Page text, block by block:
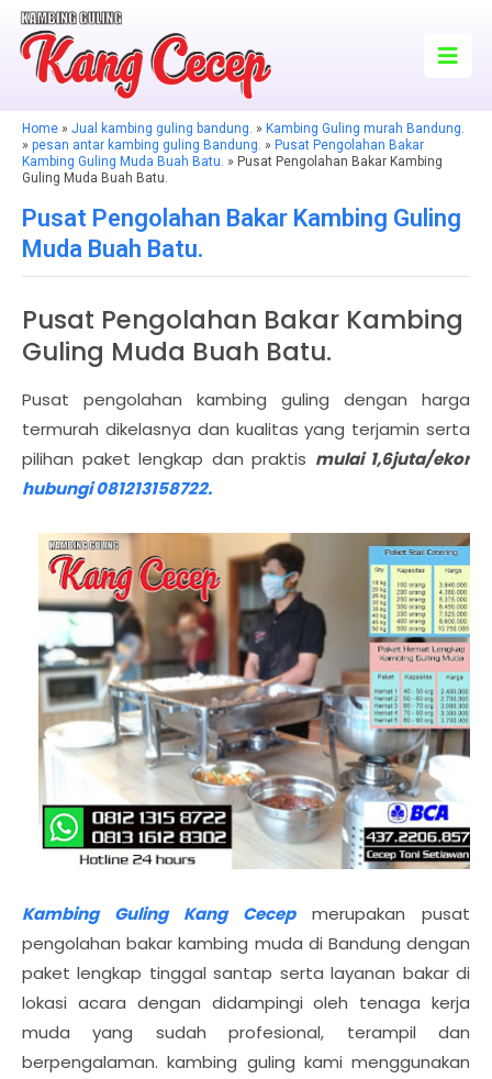
Home » Jual kambing guling bandung. » Kambing Guling murah Bandung.
» pesan antar kambing guling Bandung. » Pusat Pengolahan Bakar
Kambing Guling Muda Buah Batu. » Pusat Pengolahan Bakar Kambing
Guling Muda Buah Batu.
Pusat Pengolahan Bakar Kambing Guling
Muda Buah Batu.
Pusat Pengolahan Bakar Kambing
Guling Muda Buah Batu.
Pusat pengolahan kambing guling dengan harga
termurah dikelasnya dan kualitas yang terjamin serta
pilihan paket lengkap dan praktis mulai 1,6juta/ekor
hubungi 081213158722.
Kambing Guling Kang Cecepmerupakan pusat
pengolahan bakar kambing muda di Bandung dengan
paket lengkap tinggal santap serta layanan bakar di
lokasi acara dengan didampingi oleh tenaga kerja
muda yang sudah profesional, terampil dan
berpengalaman. kambing guling kami menggunakan